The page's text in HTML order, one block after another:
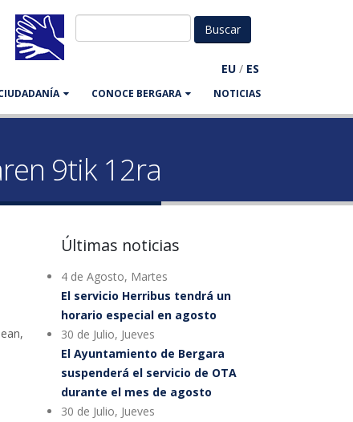
EU / ES
CONOCE BERGARA NOTICIAS
9tik 12ra
Últimas noticias
4 de Agosto, Martes
El servicio Herribus tendrá un
horario especial en agosto
30 de Julio, Jueves
El Ayuntamiento de Bergara
suspenderá el servicio de OTA
durante el mes de agosto
30 de Julio, Jueves